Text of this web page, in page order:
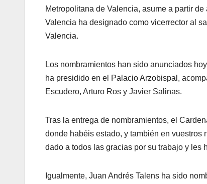
Metropolitana de Valencia, asume a partir
Valencia ha designado como vicerrector al
Valencia.
Los nombramientos han sido anunciados
ha presidido en el Palacio Arzobispal,
Escudero, Arturo Ros y Javier Salinas.
Tras la entrega de nombramientos, el
donde habéis estado, y también en vuestros
dado a todos las gracias por su trabajo y les
Igualmente, Juan Andrés Talens ha sido